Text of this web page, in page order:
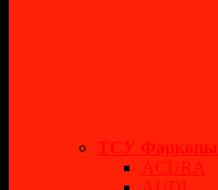
ТСУ Фаркопы
ACURA